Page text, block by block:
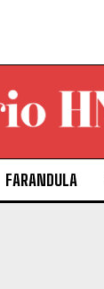
FARANDULA